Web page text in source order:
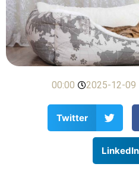
2025-12-09
00:00
Twitter
LinkedIn